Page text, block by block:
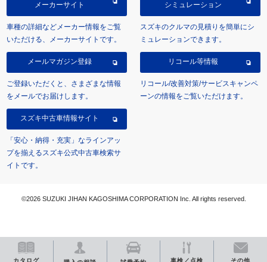
カタログ 車検／点検 その他
メーカーサイト
車種の詳細などメーカー情報をご覧
いただける、メーカーサイトです。
シミュレーション
スズキのクルマの見積りを簡単にシ
ミュレーションできます。
メールマガジン登録
ご登録いただくと、さまざまな情報
をメールでお届けします。
リコール等情報
リコール/改善対策/サービスキャンペ
ーンの情報をご覧いただけます。
スズキ中古車情報サイト
「安心・納得・充実」なラインアッ
プを揃えるスズキ公式中古車検索サ
イトです。
©2026 SUZUKI JIHAN KAGOSHIMA CORPORATION Inc. All rights reserved.